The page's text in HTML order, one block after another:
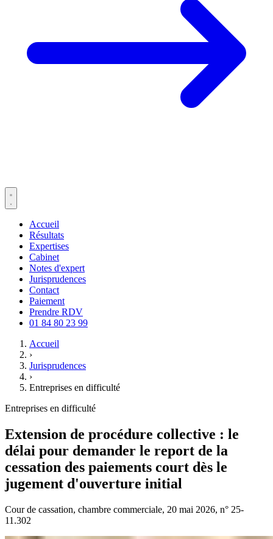
Accueil
Résultats
Expertises
Cabinet
Notes d'expert
Jurisprudences
Contact
Paiement
Prendre RDV
01 84 80 23 99
Accueil
›
Jurisprudences
›
Entreprises en difficulté
Entreprises en difficulté
Extension de procédure collective : le
délai pour demander le report de la
cessation des paiements court dès le
jugement d'ouverture initial
Cour de cassation, chambre commerciale, 20 mai 2026, n° 25-
11.302